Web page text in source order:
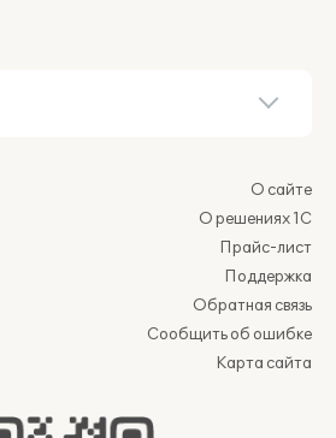
О сайте
О решениях 1С
Прайс-лист
Поддержка
Обратная связь
Сообщить об ошибке
Карта сайта